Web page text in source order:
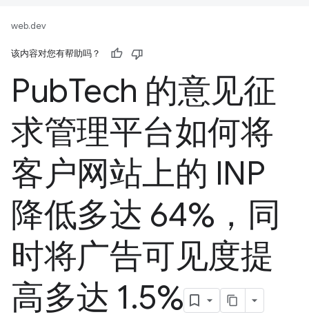
web.dev
该内容对您有帮助吗？
PubTech 的意见征
求管理平台如何将
客户网站上的 INP
降低多达 64%，同
时将广告可见度提
高多达 1.5%